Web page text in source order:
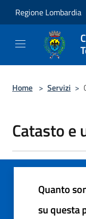
Regione Lombardia
Home > Servizi >
Catasto e
Quanto
su questa